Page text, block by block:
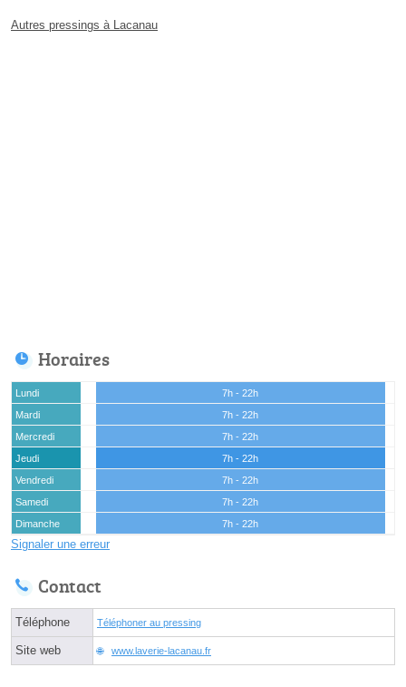
Autres pressings à Lacanau
Horaires
Lundi
7h - 22h
Mardi
7h - 22h
Mercredi
7h - 22h
Jeudi
7h - 22h
Vendredi
7h - 22h
Samedi
7h - 22h
Dimanche
7h - 22h
Signaler une erreur
Contact
Téléphone Téléphoner au pressing
Site web www.laverie-lacanau.fr